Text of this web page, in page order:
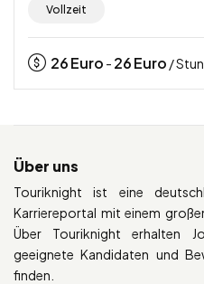
Vollzeit
26Euro - 26Euro /
Über uns
Touriknight ist eine
Karriereportal mit einem
Über Touriknight erhalten
geeignete Kandidaten und
finden.